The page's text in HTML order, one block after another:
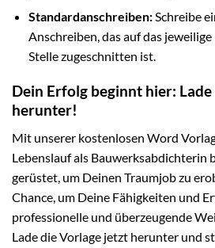
Standardanschreiben:Schreibe
Anschreiben, das auf das
Stelle zugeschnitten ist.
Dein Erfolg beginnt hier:
herunter!
Mit unserer kostenlosen Word
Lebenslauf als Bauwerksabdichterin
gerüstet, um Deinen Traumjob zu
Chance, um Deine Fähigkeiten und
professionelle und überzeugende
Lade die Vorlage jetzt herunter und